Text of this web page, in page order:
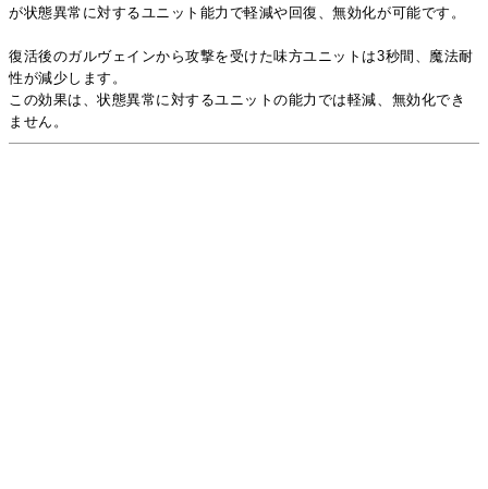
が状態異常に対するユニット能力で軽減や回復、無効化が可能です。
復活後のガルヴェインから攻撃を受けた味方ユニットは3秒間、魔法耐
性が減少します。
この効果は、状態異常に対するユニットの能力では軽減、無効化でき
ません。